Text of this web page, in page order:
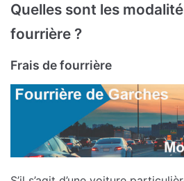
Quelles sont les
fourrière ?
Frais de fourrière